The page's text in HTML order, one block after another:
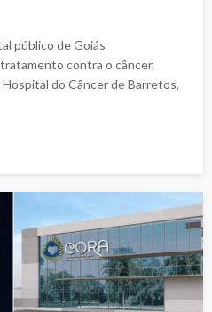
público de Goiás
contra o câncer,
do Câncer de Barretos,